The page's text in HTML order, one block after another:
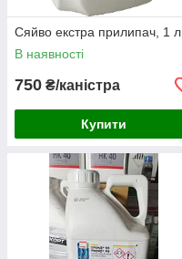
Сяйво екстра прилипач, 1 л
В наявності
750 ₴/каністра
Купити